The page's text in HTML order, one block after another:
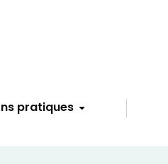
pratiques